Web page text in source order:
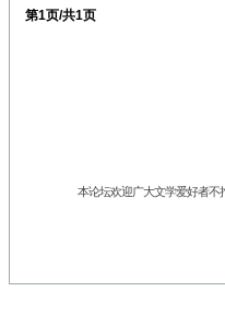
第1页/共1页
本论坛欢迎广大文学爱好者不